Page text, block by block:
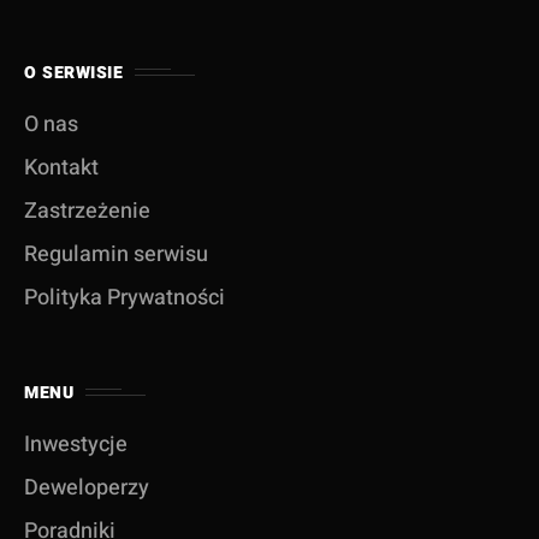
O SERWISIE
O nas
Kontakt
Zastrzeżenie
Regulamin serwisu
Polityka Prywatności
MENU
Inwestycje
Deweloperzy
Poradniki